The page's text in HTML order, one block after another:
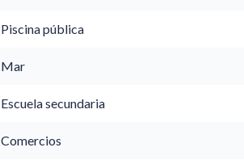
Piscina pública
Mar
Escuela secundaria
Comercios